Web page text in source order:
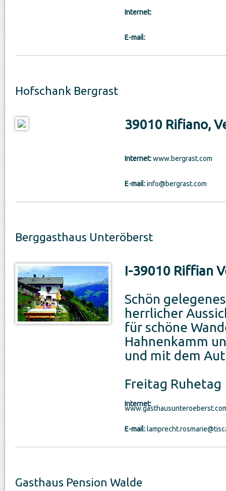
Internet:
E-mail:
Hofschank Bergrast
39010 Rifiano,
Internet:www.bergrast.com
E-mail:info@bergrast.com
Berggasthaus Unteröberst
I-39010 Riffian
Schön
herrlicher
für schöne
Hahnenkamm
und mit dem
Freitag Ruhetag
Internet:
E-mail:
Gasthaus Pension Walde